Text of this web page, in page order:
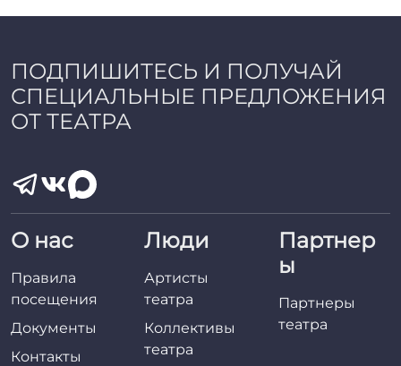
i
n
ПОДПИШИТЕСЬ И ПОЛУЧАЙ
СПЕЦИАЛЬНЫЕ ПРЕДЛОЖЕНИЯ
ОТ ТЕАТРА
О нас
Правила
посещения
Документы
Контакты
Люди
Артисты
театра
Коллективы
театра
Партнер
ы
Партнеры
театра